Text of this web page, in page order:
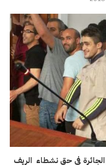
الجائرة في حق نشطاء الريف